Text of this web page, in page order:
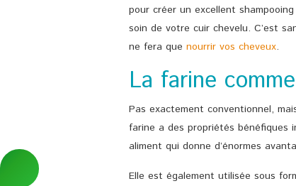
pour créer un excellent
soin de votre cuir chevelu. C’est
ne fera que nourrir vos cheveux.
La farine
Pas exactement conventionnel,
farine a des propriétés bénéfiques
aliment qui donne d’énormes
Elle est également utilisée sous